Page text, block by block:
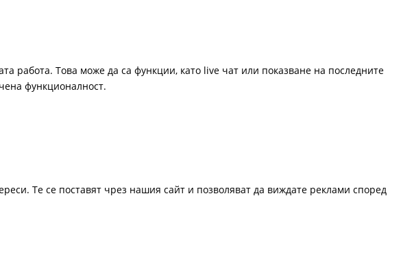
работа. Това може да са функции, като live чат или показване на последните
функционалност.
Те се поставят чрез нашия сайт и позволяват да виждате реклами според